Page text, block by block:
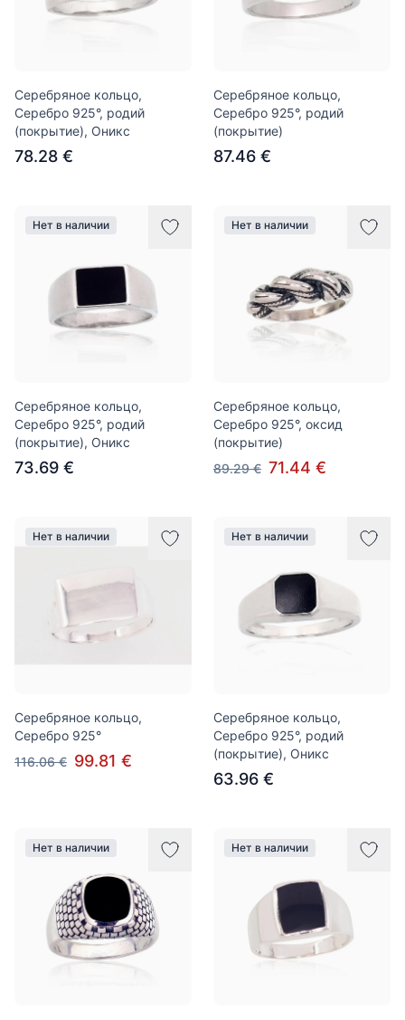
Серебряное кольцо,
Серебро 925°, родий
(покрытие), Оникс
78.28 €
Серебряное кольцо,
Серебро 925°, родий
(покрытие)
87.46 €
Нет в наличии
Серебряное кольцо,
Серебро 925°, родий
(покрытие), Оникс
73.69 €
Нет в наличии
Серебряное кольцо,
Серебро 925°, оксид
(покрытие)
89.29 € 71.44 €
Нет в наличии
Серебряное кольцо,
Серебро 925°
116.06 € 99.81 €
Нет в наличии
Серебряное кольцо,
Серебро 925°, родий
(покрытие), Оникс
63.96 €
Нет в наличии Нет в наличии